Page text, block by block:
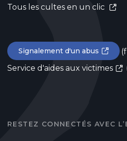
Tous les cultes en un clic
Signalement d'un abus
Service d'aides aux victimes
RESTEZ CONNECTÉS AVEC